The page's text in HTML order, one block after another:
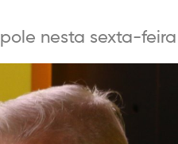
nesta sexta-feira